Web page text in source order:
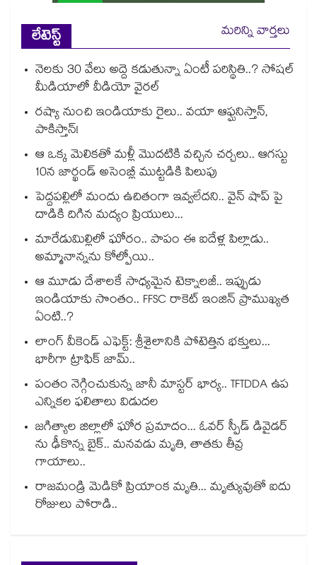
లేటెస్ట్
మరిన్ని వార్తలు
నెలకు 30 వేలు అద్దె కడుతున్నా ఏంటీ పరిస్థితి..? సోషల్
మీడియాలో వీడియో వైరల్
రష్యా నుంచి ఇండియాకు రైలు.. వయా ఆఫ్ఘనిస్తాన్,
పాకిస్తాన్!
ఆ ఒక్క మెలికతో మళ్లీ మొదటికి వచ్చిన చర్చలు.. ఆగస్టు
10న జార్ఖండ్ అసెంబ్లీ ముట్టడికి పిలుపు
పెద్దపల్లిలో మందు ఉచితంగా ఇవ్వలేదని.. వైన్ షాప్ పై
దాడికి దిగిన మద్యం ప్రియులు...
మారేడుమిల్లిలో ఘోరం.. పాపం ఈ ఐదేళ్ల పిల్లాడు..
అమ్మానాన్నను కోల్పోయి..
ఆ మూడు దేశాలకే సాధ్యమైన టెక్నాలజీ.. ఇప్పుడు
ఇండియాకు సొంతం.. FFSC రాకెట్ ఇంజిన్ ప్రాముఖ్యత
ఏంటి..?
లాంగ్ వీకెండ్ ఎఫెక్ట్: శ్రీశైలానికి పోటెత్తిన భక్తులు...
భారీగా ట్రాఫిక్ జామ్..
పంతం నెగ్గించుకున్న జానీ మాస్టర్ భార్య.. TFTDDA ఉప
ఎన్నికల ఫలితాలు విడుదల
జగిత్యాల జిల్లాలో ఘోర ప్రమాదం... ఓవర్ స్పీడ్ డివైడర్
ను ఢీకొన్న బైక్.. మనవడు మృతి, తాతకు తీవ్ర
గాయాలు..
రాజమండ్రి మెడికో ప్రియాంక మృతి... మృత్యువుతో ఐదు
రోజులు పోరాడి..